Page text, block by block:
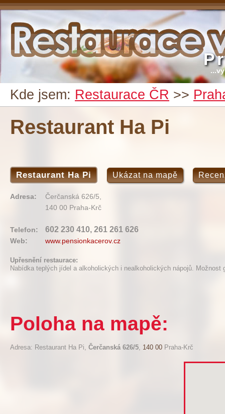
Kde jsem: Restaurace ČR >>
Restaurant Ha Pi
Restaurant Ha Pi Ukázat na mapě
Adresa:
Čerčanská 626/5,
140 00 Praha-Krč
Telefon: 602 230 410, 261 261 626
Web: www.pensionkacerov.cz
Upřesnění restaurace:
Nabídka teplých jídel a alkoholických i nealkoholických nápojů. Možnost
Poloha na mapě:
Adresa: Restaurant Ha Pi, Čerčanská 626/5, 140 00 Praha-Krč